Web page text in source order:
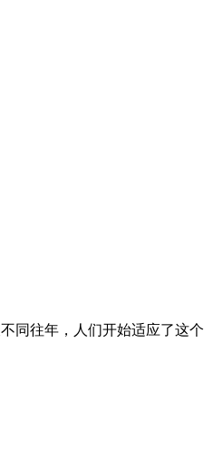
同往年，人们开始适应了这个